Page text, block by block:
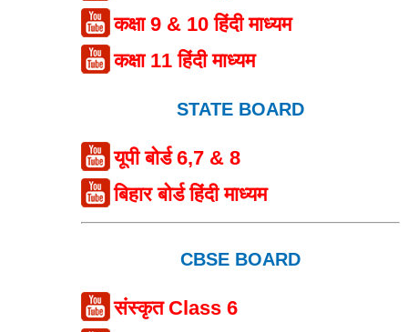
कक्षा 9 & 10 हिंदी माध्यम
कक्षा 11 हिंदी माध्यम
STATE BOARD
यूपी बोर्ड 6,7 & 8
बिहार बोर्ड हिंदी माध्यम
CBSE BOARD
संस्कृत Class 6